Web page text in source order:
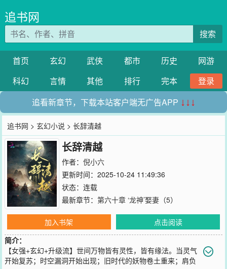
追书网
搜索
首页 玄幻 武侠 都市 历史
网游
科幻
言情 其他 排行 完本
登录
追看新章节，下载本站客户端无广告APP ↓↓↓
追书网 >玄幻小说 > 长辞清越
长辞清越
作者： 倪小六
更新时间：2025-10-24 11:49:36
状态：连载
最新章节： 第六十章 ‘龙神’娶妻（5）
加入书架
点击阅读
简介：
【女强+玄幻+升级流】世间万物皆有灵性，皆有缘法。当灵气
开始复苏；时空漏洞开始出现；旧时代的妖物卷土重来；肩负